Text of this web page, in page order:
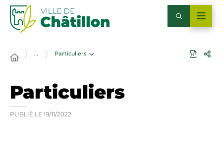
… Particuliers
Particuliers
PUBLIÉ LE 19/11/2022